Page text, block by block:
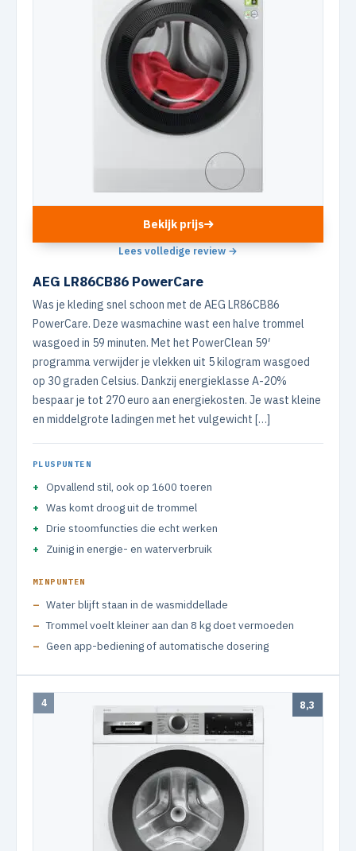
Bekijk prijs
Lees volledige review →
AEG LR86CB86 PowerCare
Was je kleding snel schoon met de AEG LR86CB86
PowerCare. Deze wasmachine wast een halve trommel
wasgoed in 59 minuten. Met het PowerClean 59′
programma verwijder je vlekken uit 5 kilogram wasgoed
op 30 graden Celsius. Dankzij energieklasse A-20%
bespaar je tot 270 euro aan energiekosten. Je wast kleine
en middelgrote ladingen met het vulgewicht […]
PLUSPUNTEN
Opvallend stil, ook op 1600 toeren
Was komt droog uit de trommel
Drie stoomfuncties die echt werken
Zuinig in energie- en waterverbruik
MINPUNTEN
Water blijft staan in de wasmiddellade
Trommel voelt kleiner aan dan 8 kg doet vermoeden
Geen app-bediening of automatische dosering
4 8,3